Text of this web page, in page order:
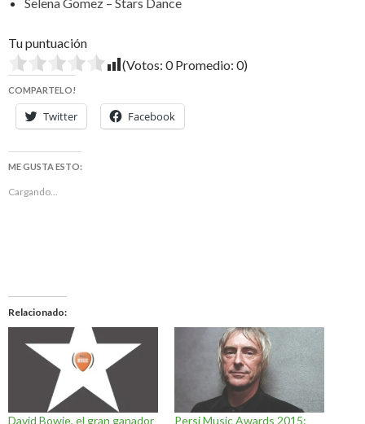
Tu puntuación
(Votos: 0Promedio: 0)
COMPARTELO!
Twitter Facebook
ME GUSTA ESTO:
Cargando...
Relacionado
David Bowie, el gran ganador
Persi Music Awards 2015: